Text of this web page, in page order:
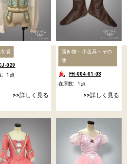
裳
029
:
1 点
詳しく見る
履き物・小道具・その
他
FH-004-01-03
在庫数:
1 点
詳しく見る